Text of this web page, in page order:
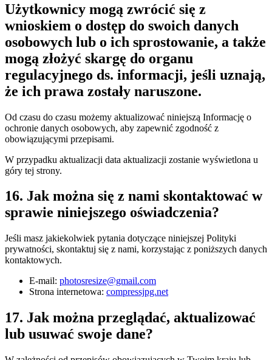
Użytkownicy mogą zwrócić się z
wnioskiem o dostęp do swoich danych
osobowych lub o ich sprostowanie, a także
mogą złożyć skargę do organu
regulacyjnego ds. informacji, jeśli uznają,
że ich prawa zostały naruszone.
Od czasu do czasu możemy aktualizować niniejszą Informację o
ochronie danych osobowych, aby zapewnić zgodność z
obowiązującymi przepisami.
W przypadku aktualizacji data aktualizacji zostanie wyświetlona u
góry tej strony.
16. Jak można się z nami skontaktować w
sprawie niniejszego oświadczenia?
Jeśli masz jakiekolwiek pytania dotyczące niniejszej Polityki
prywatności, skontaktuj się z nami, korzystając z poniższych danych
kontaktowych.
E-mail: photosresize@gmail.com
Strona internetowa: compressjpg.net
17. Jak można przeglądać, aktualizować
lub usuwać swoje dane?